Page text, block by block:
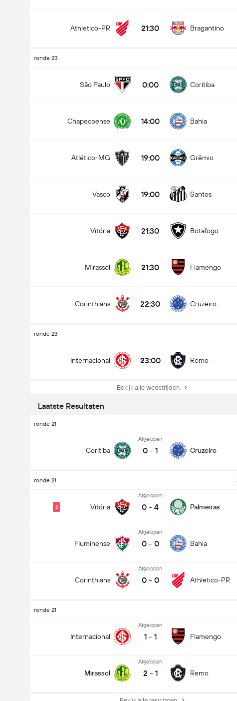
Athletico-PR 21:30 Bragantino
ronde 23
São Paulo 0:00 Coritiba
Chapecoense 14:00 Bahia
Atlético-MG 19:00 Grêmio
Vasco 19:00 Santos
Vitória 21:30 Botafogo
Mirassol 21:30 Flamengo
Corinthians 22:30 Cruzeiro
ronde 23
Internacional 23:00 Remo
Bekijk alle wedstrijden
Laatste Resultaten
ronde 21
Coritiba
Afgelopen
0 - 1 Cruzeiro
ronde 21
Vitória
2
Afgelopen
0 - 4 Palmeiras
Fluminense
Afgelopen
0 - 0 Bahia
Corinthians
Afgelopen
0 - 0 Athletico-PR
ronde 21
Internacional
Afgelopen
1 - 1 Flamengo
Mirassol
Afgelopen
2 - 1 Remo